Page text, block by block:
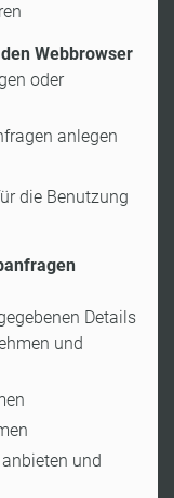
Webbrowser
oder
anlegen
die Benutzung
Details
und
und